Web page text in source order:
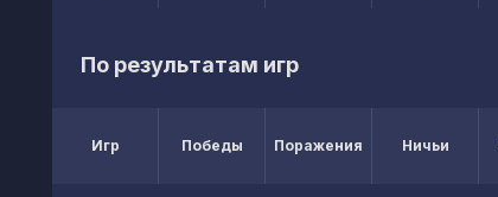
По результатам игр
Игр Победы Поражения Ничьи